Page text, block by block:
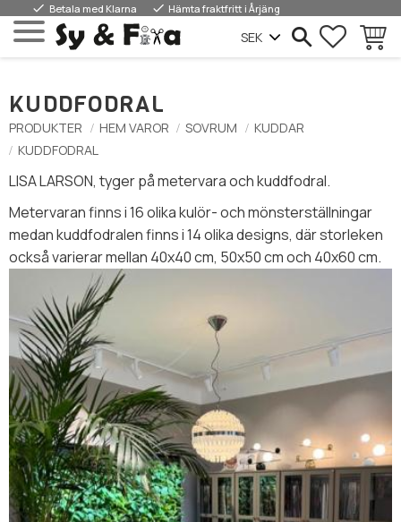
Meny
done Betala med Klarna done Hämta fraktfritt i Årjäng
KUDDFODRAL
PRODUKTER HEM VAROR SOVRUM
KUDDAR
KUDDFODRAL
LISA LARSON, tyger på metervara och kuddfodral.
Metervaran finns i 16 olika kulör- och mönsterställningar
medan kuddfodralen finns i 14 olika designs, där storleken
också varierar mellan 40x40 cm, 50x50 cm och 40x60 cm.